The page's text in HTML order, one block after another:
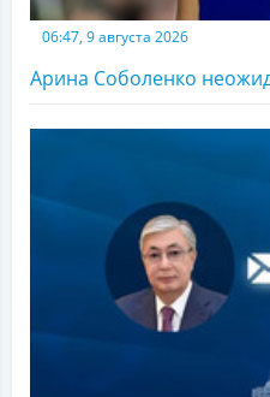
06:47, 9 августа 2026
Арина Соболенко